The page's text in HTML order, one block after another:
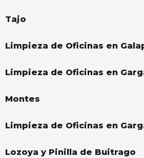
Tajo
Limpieza de Oficinas en
Limpieza de Oficinas en
Montes
Limpieza de Oficinas en
Lozoya y Pinilla de Buitrago